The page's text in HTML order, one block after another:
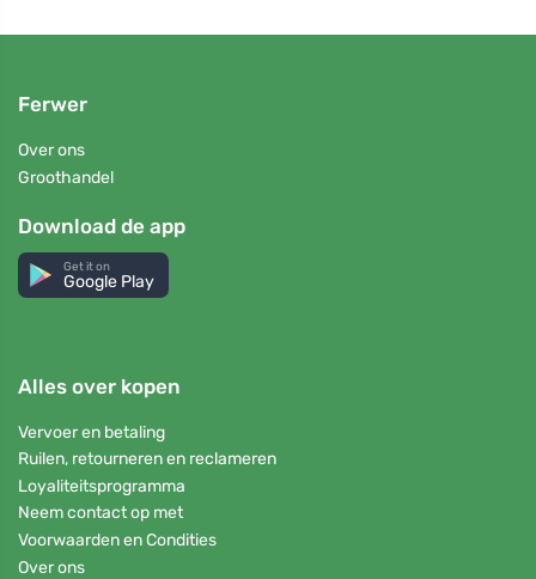
Ferwer
Over ons
Groothandel
Download de app
Get it on
Google Play
Alles over kopen
Vervoer en betaling
Ruilen, retourneren en reclameren
Loyaliteitsprogramma
Neem contact op met
Voorwaarden en Condities
Over ons